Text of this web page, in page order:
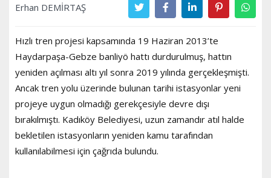
Erhan DEMİRTAŞ
Hızlı tren projesi kapsamında 19 Haziran 2013’te
Haydarpaşa-Gebze banliyö hattı durdurulmuş, hattın
yeniden açılması altı yıl sonra 2019 yılında gerçekleşmişti.
Ancak tren yolu üzerinde bulunan tarihi istasyonlar yeni
projeye uygun olmadığı gerekçesiyle devre dışı
bırakılmıştı. Kadıköy Belediyesi, uzun zamandır atıl halde
bekletilen istasyonların yeniden kamu tarafından
kullanılabilmesi için çağrıda bulundu.